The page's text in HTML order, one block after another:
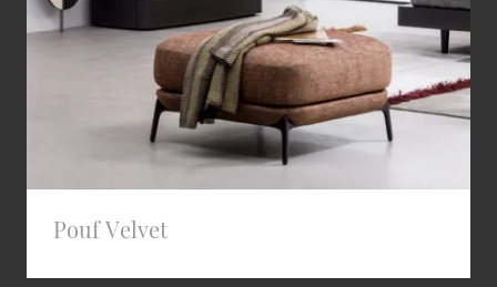
Pouf Velvet